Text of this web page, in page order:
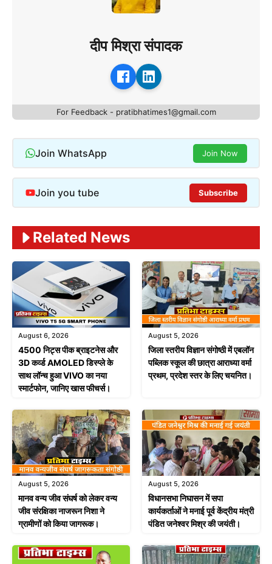
दीप मिश्रा संपादक
For Feedback - pratibhatimes1@gmail.com
Join WhatsApp Join Now
Join you tube Subscribe
Related News
August 6, 2026
4500 निट्स पीक ब्राइटनेस और
3D कर्व्ड AMOLED डिस्प्ले के
साथ लॉन्च हुआ VIVO का नया
स्मार्टफोन, जानिए खास फीचर्स।
August 5, 2026
जिला स्तरीय विज्ञान संगोष्ठी में एबलॉन
पब्लिक स्कूल की छात्रा आराध्या वर्मा
प्रथम, प्रदेश स्तर के लिए चयनित।
August 5, 2026
मानव वन्य जीव संघर्ष को लेकर वन्य
जीव संरक्षिका नाजरून निशा ने
ग्रामीणों को किया जागरूक।
August 5, 2026
विधानसभा निघासन में सपा
कार्यकर्ताओं ने मनाई पूर्व केंद्रीय मंत्री
पंडित जनेश्वर मिश्र की जयंती।